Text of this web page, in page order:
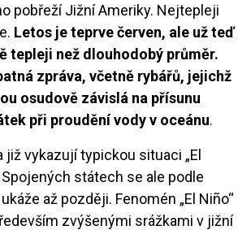
pobřeží Jižní Ameriky. Nejtepleji
Letos je teprve červen, ale už teď
tepleji než dlouhodobý průměr.
zpráva, včetně rybářů, jejichž
osudově závislá na přísunu
při proudění vody v oceánu.
vykazují typickou situaci „El
Spojených státech se ale podle
ukáže až později. Fenomén „El Niño“
zvýšenými srážkami v jižní